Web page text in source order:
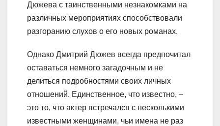
Дюжева с таинственными незнакомками на
различных мероприятиях способствовали
разгоранию слухов о его новых романах.
Однако Дмитрий Дюжев всегда предпочитал
оставаться немного загадочным и не
делиться подробностями своих личных
отношений. Единственное, что известно, –
это то, что актер встречался с несколькими
известными женщинами, чьи имена не раз